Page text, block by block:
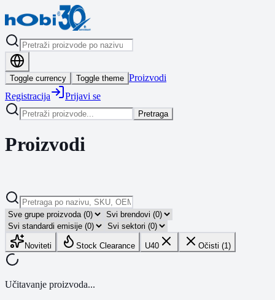
Toggle currency Toggle theme Proizvodi
Registracija
Prijavi se
Pretraga
Proizvodi
Noviteti Stock Clearance U40 Očisti (1)
Učitavanje proizvoda...